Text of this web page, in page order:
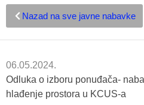
Nazad na sve javne nabavke
06.05.2024.
Odluka o izboru ponuđača-
hlađenje prostora u KCUS-a